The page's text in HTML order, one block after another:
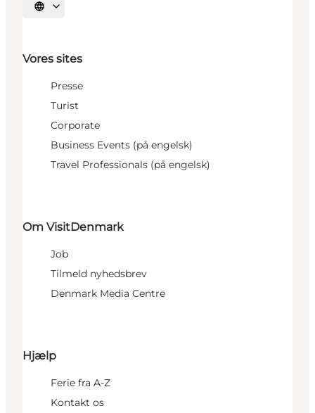
Vælg sprog
Vores sites
Presse
Turist
Corporate
Business Events (på engelsk)
Travel Professionals (på engelsk)
Om VisitDenmark
Job
Tilmeld nyhedsbrev
Denmark Media Centre
Hjælp
Ferie fra A-Z
Kontakt os